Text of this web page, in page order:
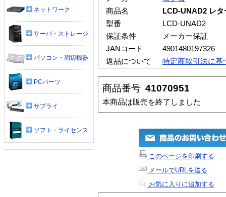
商品名
LCD-UNAD2 レ
型番
LCD-UNAD2
保証条件
メーカー保証
JANコード
4901480197326
返品について
特定商取引法に基
商品番号 41070951
本商品は販売を終了しました
このページを印刷する
メールでURLを送る
お気に入りに追加する
ネットワーク
サーバ・ストレージ
パソコン・周辺機器
PCパーツ
サプライ
ソフト・ライセンス